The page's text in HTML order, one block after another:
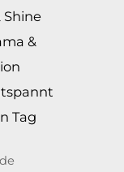
Shine
&
Tag